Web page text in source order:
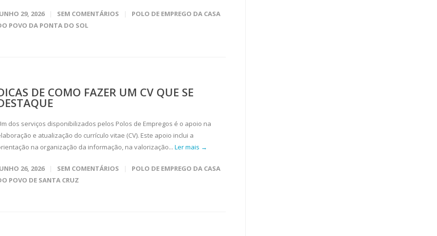
29, 2026 SEM COMENTÁRIOS
POLO DE EMPREGO DA CASA
POVO DA PONTA DO SOL
DE COMO FAZER UM CV QUE SE
dos serviços disponibilizados pelos Polos de Empregos é o apoio na
e atualização do currículo vitae (CV). Este apoio inclui a
na organização da informação, na valorização... Ler mais →
26, 2026 SEM COMENTÁRIOS
POLO DE EMPREGO DA CASA
POVO DE SANTA CRUZ